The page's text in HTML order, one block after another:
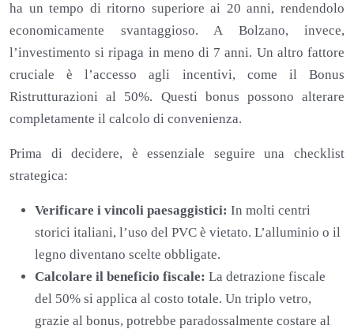
ha un tempo di ritorno superiore ai 20 anni, rendendolo
economicamente svantaggioso. A Bolzano, invece,
l’investimento si ripaga in meno di 7 anni. Un altro fattore
cruciale è l’accesso agli incentivi, come il Bonus
Ristrutturazioni al 50%. Questi bonus possono alterare
completamente il calcolo di convenienza.
Prima di decidere, è essenziale seguire una checklist
strategica:
Verificare i vincoli paesaggistici: In molti centri
storici italiani, l’uso del PVC è vietato. L’alluminio o il
legno diventano scelte obbligate.
Calcolare il beneficio fiscale: La detrazione fiscale
del 50% si applica al costo totale. Un triplo vetro,
grazie al bonus, potrebbe paradossalmente costare al